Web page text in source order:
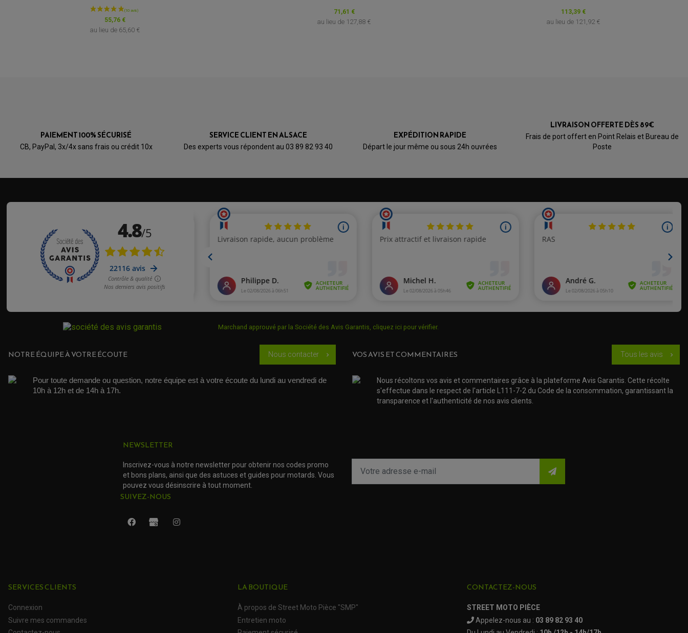
55,76 €
au lieu de 65,60 €
71,61 €
au lieu de 127,88 €
113,39 €
au lieu de 121,92 €
PAIEMENT 100% SÉCURISÉ
CB, PayPal, 3x/4x sans frais ou crédit 10x
SERVICE CLIENT EN ALSACE
Des experts vous répondent au 03 89 82 93 40
EXPÉDITION RAPIDE
Départ le jour même ou sous 24h ouvrées
LIVRAISON OFFERTE DÈS 89€
Frais de port offert en Point Relais et Bureau de
Poste
Marchand approuvé par la Société des Avis Garantis, cliquez ici pour vérifier.
NOTRE ÉQUIPE À VOTRE ÉCOUTE Nous contacter chevron_right
Pour toute demande ou question, notre équipe est à votre écoute du lundi au vendredi de
10h à 12h et de 14h à 17h.
VOS AVIS ET COMMENTAIRES Tous les avis chevron_right
Nous récoltons vos avis et commentaires grâce à la plateforme Avis Garantis. Cette récolte
s'effectue dans le respect de l'article L111-7-2 du Code de la consommation, garantissant la
transparence et l'authenticité de nos avis clients.
NEWSLETTER
Inscrivez-vous à notre newsletter pour obtenir nos codes promo
et bons plans, ainsi que des astuces et guides pour motards. Vous
pouvez vous désinscrire à tout moment.
SUIVEZ-NOUS
SERVICES CLIENTS
Connexion
Suivre mes commandes
LA BOUTIQUE
À propos de Street Moto Pièce "SMP"
Entretien moto
CONTACTEZ-NOUS
STREET MOTO PIÈCE
Appelez-nous au : 03 89 82 93 40